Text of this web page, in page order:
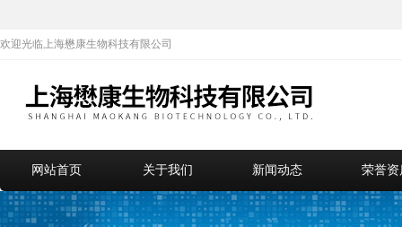
欢迎光临上海懋康生物科技有限公司
网站首页 关于我们 新闻动态 荣誉资